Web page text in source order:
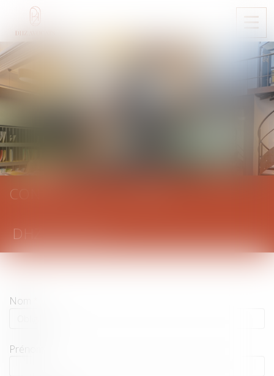
le
CONTACTER LE CABINET
DHZ AVOCATS
Nom
Prénom